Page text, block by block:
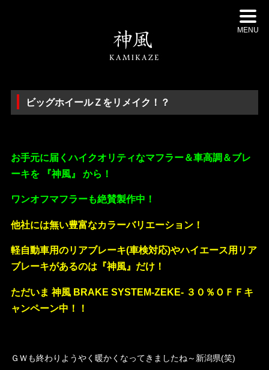
MENU
ビッグホイールＺをリメイク！？
お手元に届くハイクオリティなマフラー＆車高調＆ブレ
ーキを 『神風』 から！
ワンオフマフラーも絶賛製作中！
他社には無い豊富なカラーバリエーション！
軽自動車用のリアブレーキ(車検対応)やハイエース用リア
ブレーキがあるのは『神風』だけ！
ただいま 神風 BRAKE SYSTEM-ZEKE- ３０％ＯＦＦキ
ャンペーン中！！
ＧＷも終わりようやく暖かくなってきましたね～新潟県(笑)